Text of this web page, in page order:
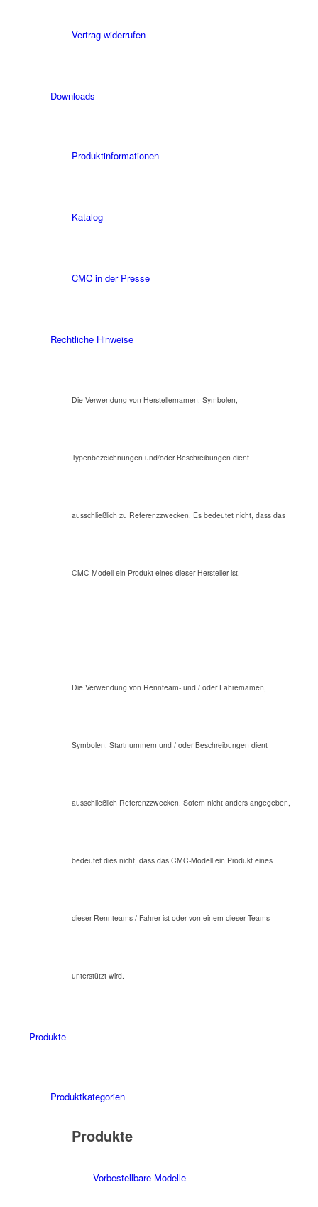
Vertrag widerrufen
Downloads
Produktinformationen
Katalog
CMC in der Presse
Rechtliche Hinweise
Die Verwendung von Herstellernamen, Symbolen,
Typenbezeichnungen und/oder Beschreibungen dient
ausschließlich zu Referenzzwecken. Es bedeutet nicht, dass das
CMC-Modell ein Produkt eines dieser Hersteller ist.
Die Verwendung von Rennteam- und / oder Fahrernamen,
Symbolen, Startnummern und / oder Beschreibungen dient
ausschließlich Referenzzwecken. Sofern nicht anders angegeben,
bedeutet dies nicht, dass das CMC-Modell ein Produkt eines
dieser Rennteams / Fahrer ist oder von einem dieser Teams
unterstützt wird.
Produkte
Produktkategorien
Produkte
Vorbestellbare Modelle